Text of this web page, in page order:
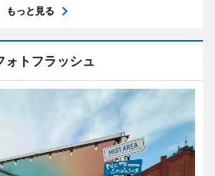
もっと見る
ォトフラッシュ